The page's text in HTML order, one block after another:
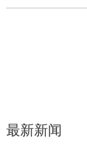
最新新闻